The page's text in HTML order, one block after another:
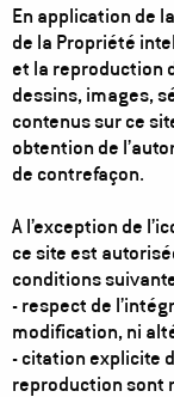
En application de
de la Propriété
et la reproduction
dessins, images,
contenus sur ce
obtention de
de contrefaçon.
A l’exception de
ce site est
conditions
- respect de
modification, ni
- citation explicite
reproduction sont